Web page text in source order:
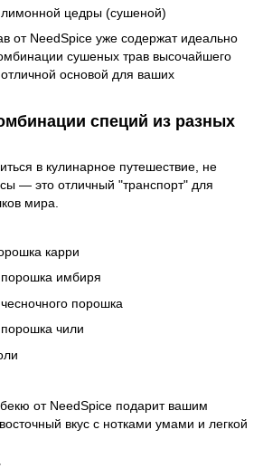
цедры (сушеной)
от NeedSpice уже содержат идеально
сушеных трав высочайшего
основой для ваших
специй из разных
в кулинарное путешествие, не
— это отличный "транспорт" для
мира.
карри
имбиря
порошка
чили
от NeedSpice подарит вашим
вкус с нотками умами и легкой